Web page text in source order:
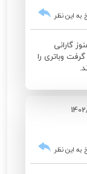
به این نظر
گارانی
از من گرفت وباتری را
به این نظر